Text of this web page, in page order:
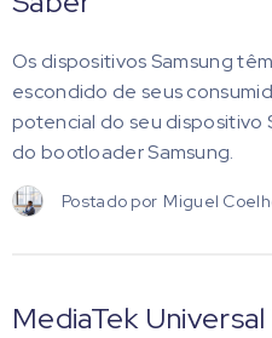
Os dispositivos Samsung
escondido de seus
potencial do seu dispositivo
do bootloader Samsung.
Postado por Miguel
MediaTek